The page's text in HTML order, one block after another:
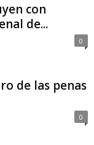
con
de...
0
de las penas
0